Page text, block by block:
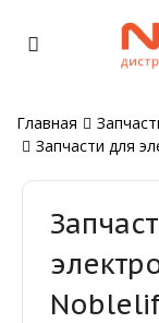
Главная
Запчасти для